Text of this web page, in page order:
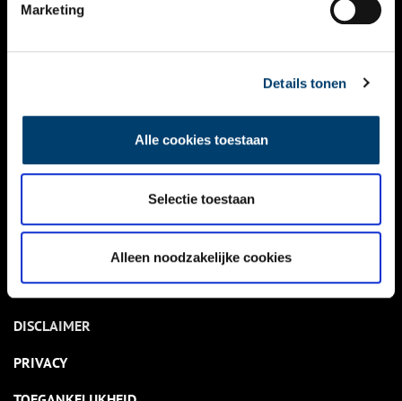
Marketing
Details tonen
Alle cookies toestaan
Selectie toestaan
Alleen noodzakelijke cookies
NIEUWS
KALENDER
ACTIVITEITEN
NIEUWSBRIEF
DISCLAIMER
PRIVACY